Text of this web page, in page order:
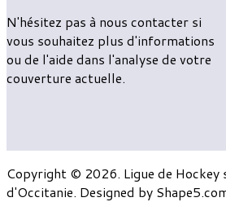
N'hésitez pas à nous contacter si
vous souhaitez plus d'informations
ou de l'aide dans l'analyse de votre
couverture actuelle.
Copyright © 2026. Ligue de Hockey
d'Occitanie. Designed by